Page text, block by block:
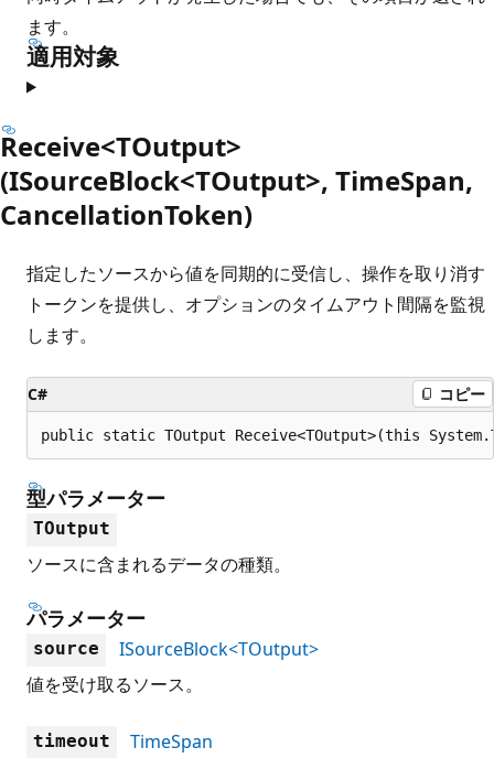
ます。
適用対象
Receive<TOutput>
(ISourceBlock<TOutput>, TimeSpan,
CancellationToken)
指定したソースから値を同期的に受信し、操作を取り消す
トークンを提供し、オプションのタイムアウト間隔を監視
します。
C# コピー
public static TOutput Receive<TOutput>(this
型パラメーター
TOutput
ソースに含まれるデータの種類。
パラメーター
source
ISourceBlock<TOutput>
値を受け取るソース。
timeout
TimeSpan